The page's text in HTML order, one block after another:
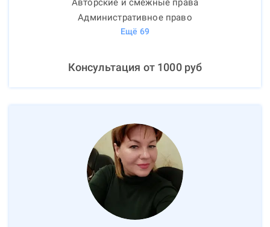
Авторские и смежные права
Административное право
Ещё 69
Консультация от 1000руб